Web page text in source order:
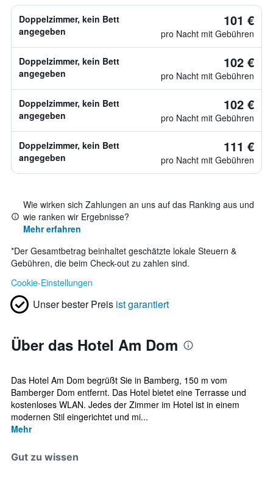
Doppelzimmer, kein Bett
angegeben
101 €
pro Nacht mit Gebühren
Doppelzimmer, kein Bett
angegeben
102 €
pro Nacht mit Gebühren
Doppelzimmer, kein Bett
angegeben
102 €
pro Nacht mit Gebühren
Doppelzimmer, kein Bett
angegeben
111 €
pro Nacht mit Gebühren
Wie wirken sich Zahlungen an uns auf das Ranking aus und
wie ranken wir Ergebnisse?
Mehr erfahren
*Der Gesamtbetrag beinhaltet geschätzte lokale Steuern &
Gebühren, die beim Check-out zu zahlen sind.
Cookie-Einstellungen
Unser bester Preis ist garantiert
Über das Hotel Am Dom
Das Hotel Am Dom begrüßt Sie in Bamberg, 150 m vom
Bamberger Dom entfernt. Das Hotel bietet eine Terrasse und
kostenloses WLAN. Jedes der Zimmer im Hotel ist in einem
modernen Stil eingerichtet und mi...
Mehr
Gut zu wissen